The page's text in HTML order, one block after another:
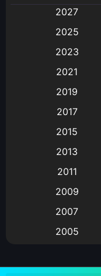
Animation การ์ตูน
Animation อนิเมะ
Animation แอนิเมชัน
(9)
Big tits (นมใหญ่)
Bitch (ผู้หญิงร่าน)
2027
2025
2023
2021
2019
2017
2015
2013
2011
2009
2007
2005